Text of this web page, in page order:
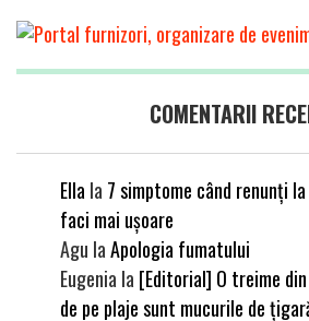
COMENTARII
Ellala 7 simptome când renunți
faci mai ușoare
Agu laApologia fumatului
Eugenia la [Editorial] O treime
de pe plaje sunt mucurile de